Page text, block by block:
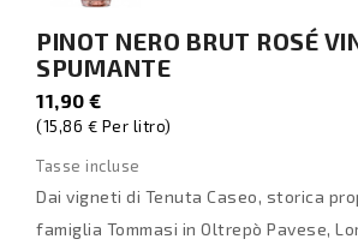
PINOT NERO BRUT ROSÉ
SPUMANTE
11,90 €
(15,86 € Per litro)
Tasse incluse
Dai vigneti di Tenuta Caseo, storica
famiglia Tommasi in Oltrepò Pavese,